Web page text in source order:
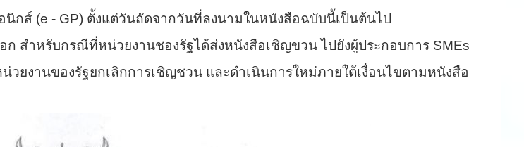
นิกส์ (e - GP) ตั้งแต่วันถัดจากวันที่ลงนามในหนังสือฉบับนี้เป็นต้นไป
สำหรับกรณีที่หน่วยงานชองรัฐได้ส่งหนังสือเชิญขวน ไปยังผู้ประกอบการ SMEs
ยงานของรัฐยกเลิกการเชิญชวน และดำเนินการใหม่ภายใต้เงื่อนไขตามหนังสือ